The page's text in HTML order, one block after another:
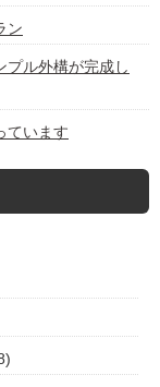
ン
プル外構が完成し
ています